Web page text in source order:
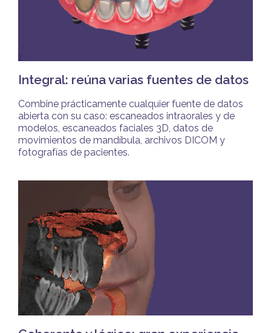
Integral: reúna varias fuentes de datos
Combine prácticamente cualquier fuente de datos
abierta con su caso: escaneados intraorales y de
modelos, escaneados faciales 3D, datos de
movimientos de mandíbula, archivos DICOM y
fotografías de pacientes.